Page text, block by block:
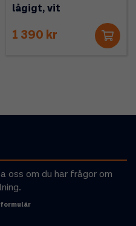
lågigt, vit
1 390 kr
oss om du har frågor om